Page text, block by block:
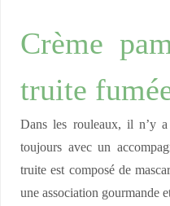
Crème
truite
Dans les rouleaux, il n’y
toujours avec un
truite est composé de
une association gourmande